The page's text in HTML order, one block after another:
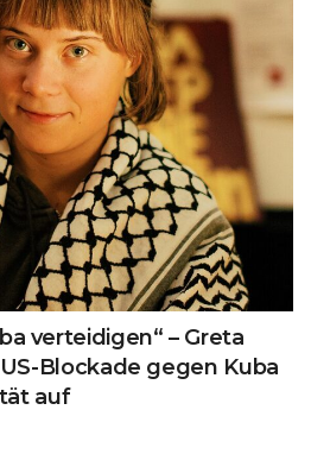
verteidigen“ – Greta
Blockade gegen Kuba
auf